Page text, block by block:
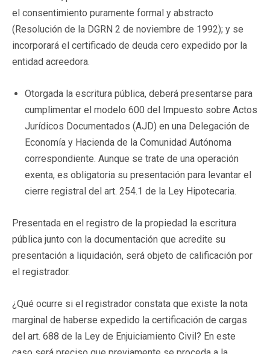
el consentimiento puramente formal y abstracto
(Resolución de la DGRN 2 de noviembre de 1992); y se
incorporará el certificado de deuda cero expedido por la
entidad acreedora.
Otorgada la escritura pública, deberá presentarse para
cumplimentar el modelo 600 del Impuesto sobre Actos
Jurídicos Documentados (AJD) en una Delegación de
Economía y Hacienda de la Comunidad Autónoma
correspondiente. Aunque se trate de una operación
exenta, es obligatoria su presentación para levantar el
cierre registral del art. 254.1 de la Ley Hipotecaria.
Presentada en el registro de la propiedad la escritura
pública junto con la documentación que acredite su
presentación a liquidación, será objeto de calificación por
el registrador.
¿Qué ocurre si el registrador constata que existe la nota
marginal de haberse expedido la certificación de cargas
del art. 688 de la Ley de Enjuiciamiento Civil? En este